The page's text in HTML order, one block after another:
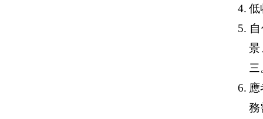
4. 低
5.
景
三
6.
務